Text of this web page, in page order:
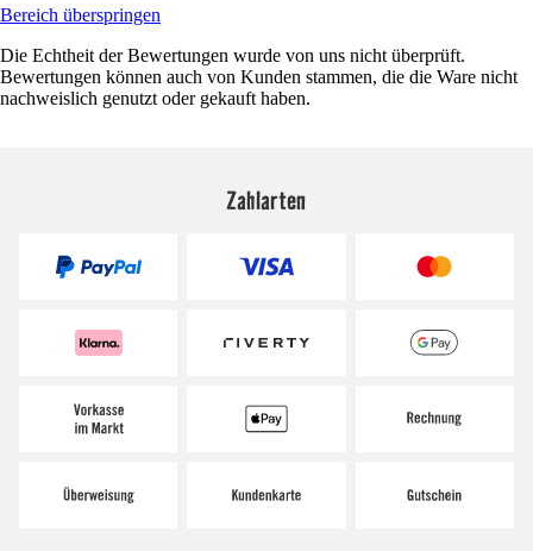
Bereich überspringen
Die Echtheit der Bewertungen wurde von uns nicht überprüft.
Bewertungen können auch von Kunden stammen, die die Ware nicht
nachweislich genutzt oder gekauft haben.
Zahlarten